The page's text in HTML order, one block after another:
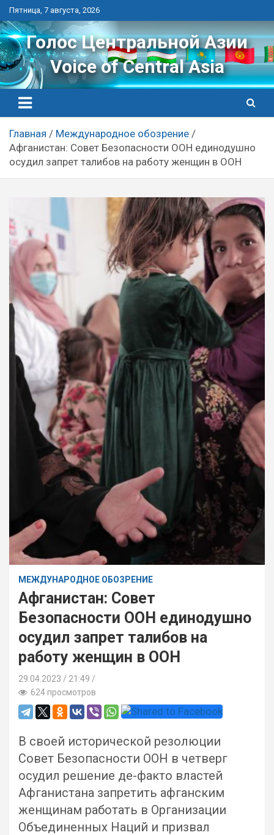
Перейти
к
контенту
Пятница, 7 августа, 2026
Голос Центральной Азии
Voice of Central Asia
Главная
Международное обозрение
Афганистан: Совет Безопасности ООН единодушно
осудил запрет талибов на работу женщин в ООН
МЕЖДУНАРОДНОЕ ОБОЗРЕНИЕ
Афганистан: Совет
Безопасности ООН единодушно
осудил запрет талибов на
работу женщин в ООН
29.04.2023
21:49 /
624 просмотров
В своей исторической резолюции
Совет Безопасности ООН в четверг
осудил решение де-факто властей
Афганистана запретить афганским
женщинам работать в Организации
Объединенных Наций и призвал